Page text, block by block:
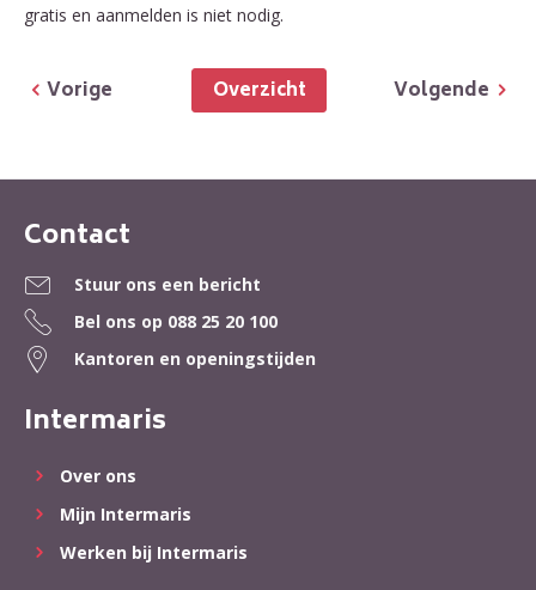
gratis en aanmelden is niet nodig.
Volgende
Overzicht
Vorige
Contactinformatie
Contact
Stuur ons een bericht
Bel ons op 088 25 20 100
Kantoren en openingstijden
Intermaris
Over ons
Mijn Intermaris
Werken bij Intermaris